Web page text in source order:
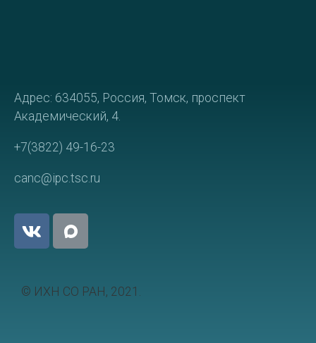
Адрес: 634055, Россия, Томск, проспект
Академический, 4.
+7(3822) 49-16-23
canc@ipc.tsc.ru
© ИХН СО РАН, 2021.